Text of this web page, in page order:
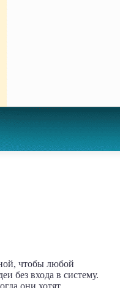
чтобы любой
без входа в систему.
они хотят